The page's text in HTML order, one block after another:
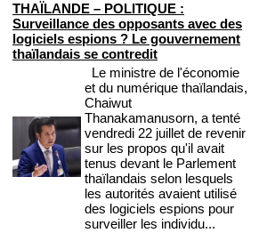
THAÏLANDE – POLITIQUE :
Surveillance des opposants avec des
logiciels espions ? Le gouvernement
thaïlandais se contredit
Le ministre de l'économie
et du numérique thaïlandais,
Chaiwut
Thanakamanusorn, a tenté
vendredi 22 juillet de revenir
sur les propos qu'il avait
tenus devant le Parlement
thaïlandais selon lesquels
les autorités avaient utilisé
des logiciels espions pour
surveiller les individu...